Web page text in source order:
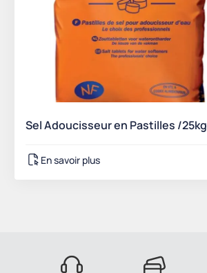
Sel Adoucisseur en Pastilles /25kg
En savoir plus